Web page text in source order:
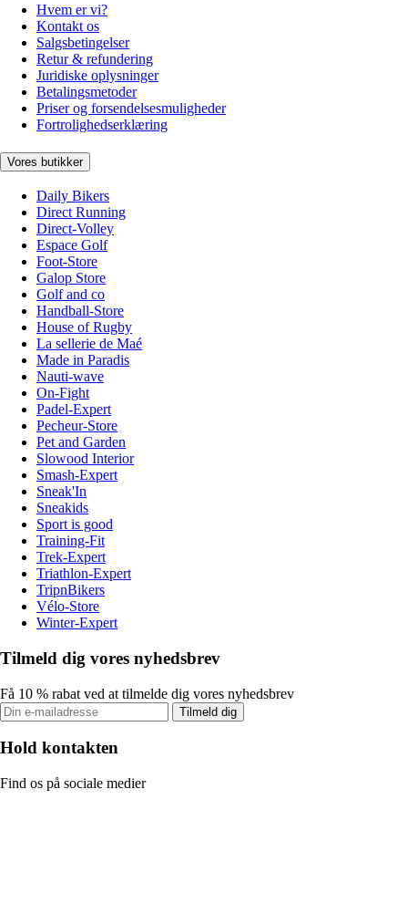
Hvem er vi?
Kontakt os
Salgsbetingelser
Retur & refundering
Juridiske oplysninger
Betalingsmetoder
Priser og forsendelsesmuligheder
Fortrolighedserklæring
Vores butikker
Daily Bikers
Direct Running
Direct-Volley
Espace Golf
Foot-Store
Galop Store
Golf and co
Handball-Store
House of Rugby
La sellerie de Maé
Made in Paradis
Nauti-wave
On-Fight
Padel-Expert
Pecheur-Store
Pet and Garden
Slowood Interior
Smash-Expert
Sneak'In
Sneakids
Sport is good
Training-Fit
Trek-Expert
Triathlon-Expert
TripnBikers
Vélo-Store
Winter-Expert
Tilmeld dig vores nyhedsbrev
Få 10 % rabat ved at tilmelde dig vores nyhedsbrev
Tilmeld dig
Hold kontakten
Find os på sociale medier